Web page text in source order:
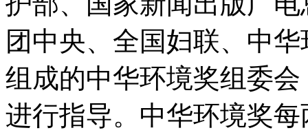
团中央、全国妇联、中
组成的中华环境奖组委
进行指导。中华环境奖